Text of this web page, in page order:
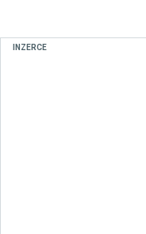
INZERCE